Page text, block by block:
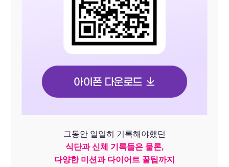
그동안 일일히 기록해야했던
식단과 신체 기록들은 물론,
다양한 미션과 다이어트 꿀팁까지